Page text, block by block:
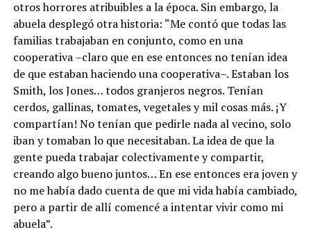
otros horrores atribuibles a la época. Sin embargo, la
abuela desplegó otra historia: “Me contó que todas las
familias trabajaban en conjunto, como en una
cooperativa –claro que en ese entonces no tenían idea
de que estaban haciendo una cooperativa–. Estaban los
Smith, los Jones… todos granjeros negros. Tenían
cerdos, gallinas, tomates, vegetales y mil cosas más. ¡Y
compartían! No tenían que pedirle nada al vecino, solo
iban y tomaban lo que necesitaban. La idea de que la
gente pueda trabajar colectivamente y compartir,
creando algo bueno juntos… En ese entonces era joven y
no me había dado cuenta de que mi vida había cambiado,
pero a partir de allí comencé a intentar vivir como mi
abuela”.